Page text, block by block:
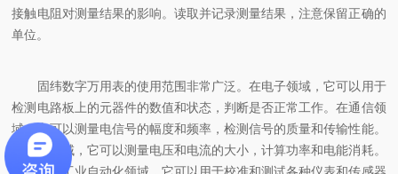
接触电阻对测量结果的影响。读取并记录测量结果，注意保留正确的
单位。
固纬数字万用表的使用范围非常广泛。在电子领域，它可以用于
检测电路板上的元器件的数值和状态，判断是否正常工作。在通信领
域，它可以测量电信号的幅度和频率，检测信号的质量和传输性能。
在电力领域，它可以测量电压和电流的大小，计算功率和电能消耗。